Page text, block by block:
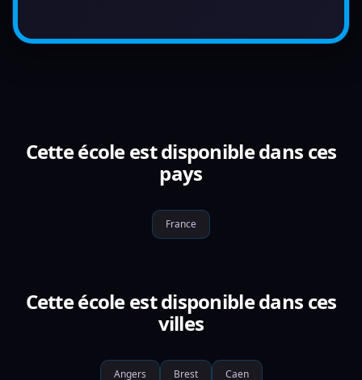
Cette école est disponible dans ces
pays
France
Cette école est disponible dans ces
villes
Angers Brest Caen